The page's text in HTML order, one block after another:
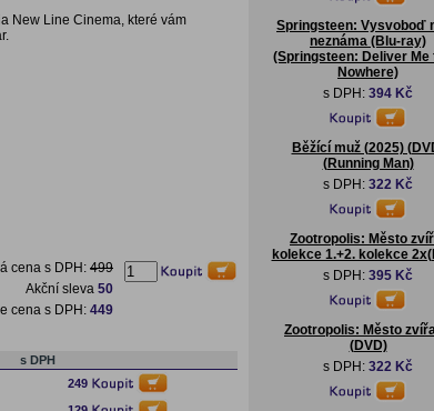
New Line Cinema, které vám
cena s DPH: 499
Akční sleva 50
cena s DPH: 449
s DPH
249
Springsteen: Vysvoboď
neznáma (Blu-ray)
(Springsteen: Deliver Me
Nowhere)
s DPH: 394 Kč
Běžící muž (2025)
(Running Man)
s DPH: 322 Kč
Zootropolis: Město
kolekce 1.+2. kolekce
s DPH: 395 Kč
Zootropolis: Město
(DVD)
s DPH: 322 Kč